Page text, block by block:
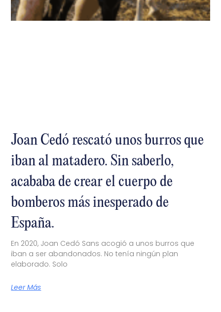
Joan Cedó rescató unos burros que
iban al matadero. Sin saberlo,
acababa de crear el cuerpo de
bomberos más inesperado de
España.
En 2020, Joan Cedó Sans acogió a unos burros que
iban a ser abandonados. No tenía ningún plan
elaborado. Solo
Leer Más